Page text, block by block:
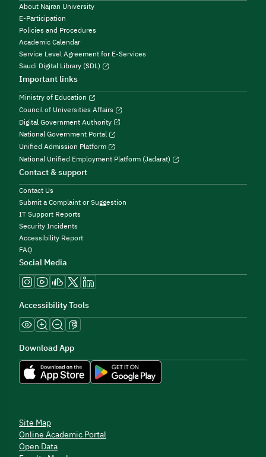
About Najran University
E-Participation
Policies and Procedures
Academic Calendar
Service Level Agreement for E-Services
Saudi Digital Library (SDL)
Important links
Ministry of Education
Council of Universities Affairs
Digital Government Authority
National Government Portal
Unified Admission Platform
National Unified Employment Platform (Jadarat)
Contact & support
Contact Us
Submit a Complaint or Suggestion
IT Support Reports
Security Incidents
Accessibility Report
FAQ
Social Media
Accessibility Tools
Download App
Site Map
Online Academic Portal
Open Data